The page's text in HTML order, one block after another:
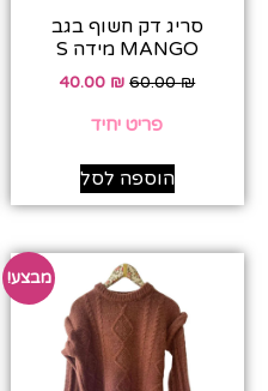
סריג דק חשוף בגב
MANGO מידה S
60.00₪
40.00 ₪
פריט יחיד
הוספה לסל
מבצע!